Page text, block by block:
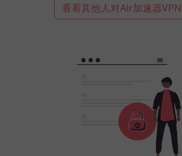
看看其他人对Air加速器